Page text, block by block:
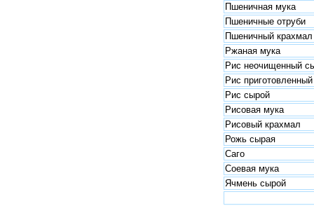
Пшеничная мука
Пшеничные отруби
Пшеничный крахмал
Ржаная мука
Рис неочищенный
Рис приготовленный
Рис сырой
Рисовая мука
Рисовый крахмал
Рожь сырая
Саго
Соевая мука
Ячмень сырой